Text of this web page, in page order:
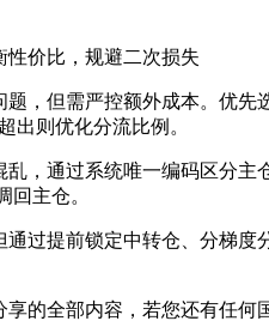
价比，规避二次损失
但需严控额外成本。优先
出则优化分流比例。
通过系统唯一编码区分主
回主仓。
提前锁定中转仓、分梯度
全部内容，若您还有任何